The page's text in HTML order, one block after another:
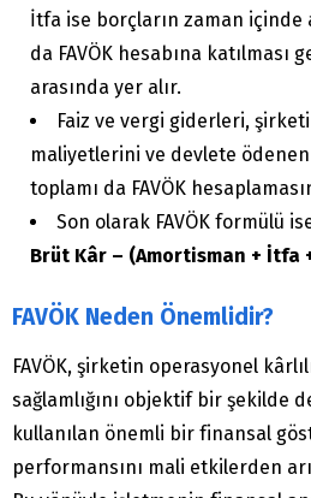
İtfa ise borçların zaman içinde
da FAVÖK hesabına katılması
arasında yer alır.
Faiz ve vergi giderleri,
maliyetlerini ve devlete
toplamı da FAVÖK
Son olarak FAVÖK formülü
Brüt Kâr – (Amortisman + İtfa
FAVÖK Neden Önemlidir?
FAVÖK, şirketin operasyonel
sağlamlığını objektif bir şekilde
kullanılan önemli bir finansal
performansını mali etkilerden